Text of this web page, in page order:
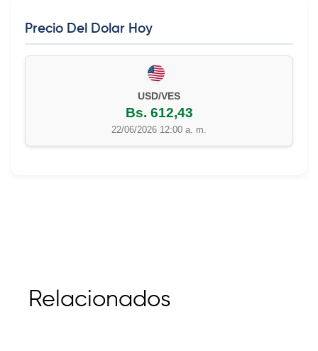
Precio Del Dolar Hoy
EUR/VES
Bs. 702,42
22/06/2026 12:00 a. m.
Relacionados